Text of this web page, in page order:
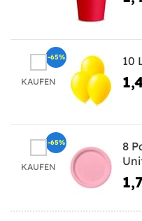
KAUFEN
10
-65%
KAUFEN
8
-65%